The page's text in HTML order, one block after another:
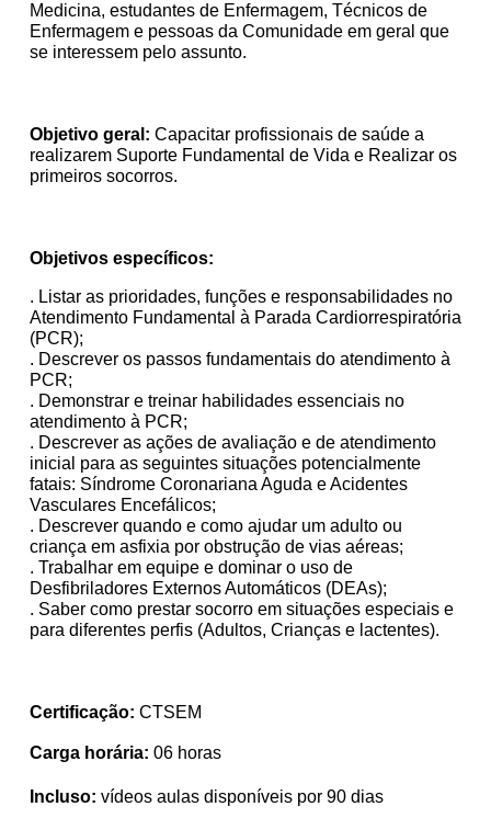
Medicina, estudantes de Enfermagem, Técnicos de
Enfermagem e pessoas da Comunidade em geral que
se interessem pelo assunto.
Objetivo geral: Capacitar profissionais de saúde a
realizarem Suporte Fundamental de Vida e Realizar os
primeiros socorros.
Objetivos específicos:
. Listar as prioridades, funções e responsabilidades no
Atendimento Fundamental à Parada Cardiorrespiratória
(PCR);
. Descrever os passos fundamentais do atendimento à
PCR;
. Demonstrar e treinar habilidades essenciais no
atendimento à PCR;
. Descrever as ações de avaliação e de atendimento
inicial para as seguintes situações potencialmente
fatais: Síndrome Coronariana Aguda e Acidentes
Vasculares Encefálicos;
. Descrever quando e como ajudar um adulto ou
criança em asfixia por obstrução de vias aéreas;
. Trabalhar em equipe e dominar o uso de
Desfibriladores Externos Automáticos (DEAs);
. Saber como prestar socorro em situações especiais e
para diferentes perfis (Adultos, Crianças e lactentes).
Certificação: CTSEM
Carga horária: 06 horas
Incluso: vídeos aulas disponíveis por 90 dias